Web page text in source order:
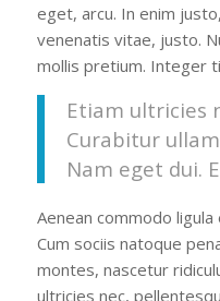
eget, arcu. In enim
venenatis vitae, justo.
mollis pretium. Integer
Etiam ultricies
Curabitur
Nam eget dui.
Aenean commodo
Cum sociis natoque
montes, nascetur
ultricies nec,